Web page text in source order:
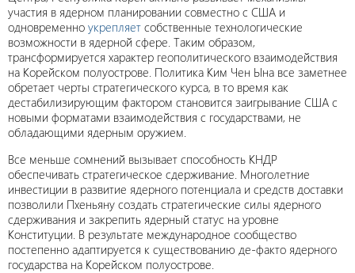
участия в ядерном планировании совместно с США и
одновременно укрепляет собственные технологические
возможности в ядерной сфере. Таким образом,
трансформируется характер геополитического взаимодействия
на Корейском полуострове. Политика Ким Чен Ына все заметнее
обретает черты стратегического курса, в то время как
дестабилизирующим фактором становится заигрывание США с
новыми форматами взаимодействия с государствами, не
обладающими ядерным оружием.
Все меньше сомнений вызывает способность КНДР
обеспечивать стратегическое сдерживание. Многолетние
инвестиции в развитие ядерного потенциала и средств доставки
позволили Пхеньяну создать стратегические силы ядерного
сдерживания и закрепить ядерный статус на уровне
Конституции. В результате международное сообщество
постепенно адаптируется к существованию де-факто ядерного
государства на Корейском полуострове.